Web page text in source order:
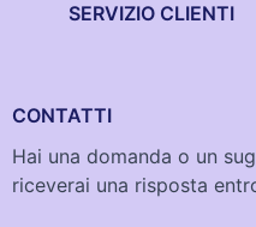
SERVIZIO CLIENTI
CONTATTI
Hai una domanda o un
riceverai una risposta